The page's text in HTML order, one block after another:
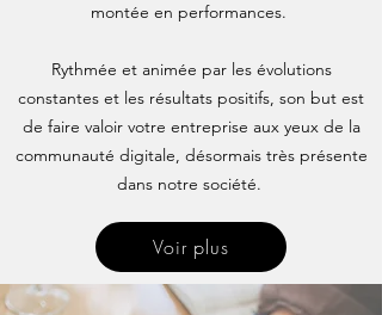
montée en performances.
Rythmée et animée par les évolutions
constantes et les résultats positifs, son but est
de faire valoir votre entreprise aux yeux de la
communauté digitale, désormais très présente
dans notre société.
Voir plus